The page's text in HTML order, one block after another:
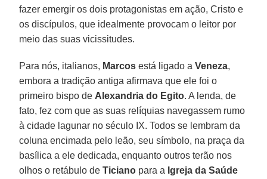
fazer emergir os dois protagonistas em ação, Cristo e
os discípulos, que idealmente provocam o leitor por
meio das suas vicissitudes.
Para nós, italianos, Marcos está ligado aVeneza,
embora a tradição antiga afirmava que ele foi o
primeiro bispo de Alexandria do Egito. A lenda, de
fato, fez com que as suas relíquias navegassem rumo
à cidade lagunar no século IX. Todos se lembram da
coluna encimada pelo leão, seu símbolo, na praça da
basílica a ele dedicada, enquanto outros terão nos
olhos o retábulo deTiciano para a Igreja da Saúde